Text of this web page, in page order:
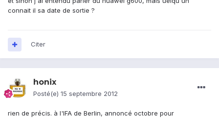
connait il sa date de sortie ?
Citer
honix
Posté(e) 15 septembre 2012
rien de précis. à l'IFA de Berlin, annoncé octobre pour